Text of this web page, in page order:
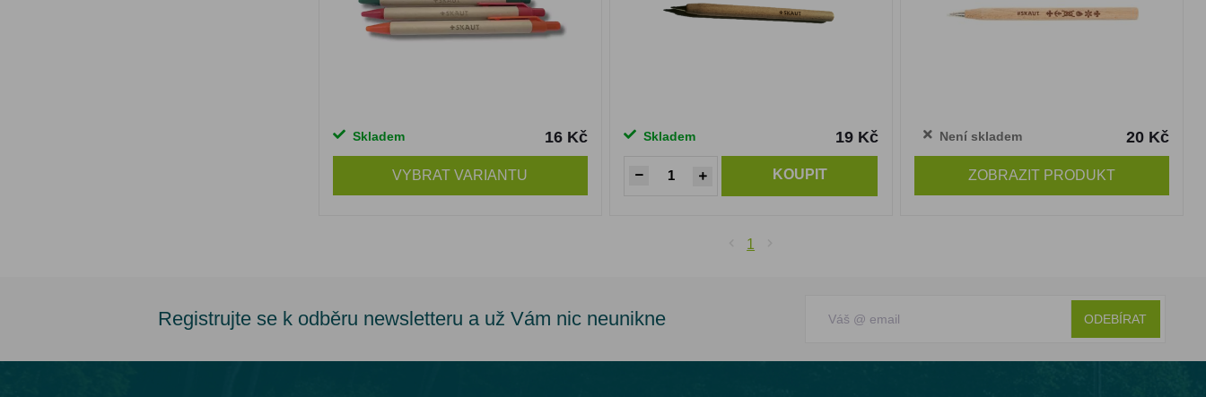
Skladem 16 Kč
VYBRAT VARIANTU
Skladem 19 Kč
KOUPIT
Není skladem 20 Kč
ZOBRAZIT PRODUKT
1
Registrujte se k odběru newsletteru a už Vám nic neunikne ODEBÍRAT